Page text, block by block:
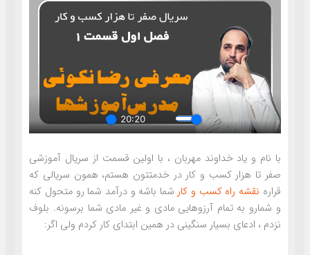
با نام و یاد خداوند مهربان ، با اولین قسمت از سریال آموزشی
صفر تا هزار کسب و کار در خدمتتون هستم، همون سریالی که
قراره نقشه راه کسب و کارشما باشه و درآمد شما رو متحول کنه
و شمارو به تمام آرزوهایی مادی و غیر مادی شما برسونه. بلوف
نزدم ، ادعای بسیار سنگینی در همین ابتدای کار کردم ولی اگر: